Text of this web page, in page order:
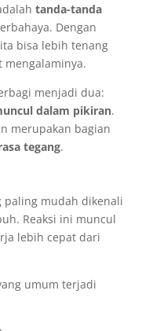
tanda-tanda
Dengan
bisa lebih tenang
mengalaminya.
menjadi dua:
dalam pikiran.
merupakan bagian
tegang.
paling mudah dikenali
Reaksi ini muncul
lebih cepat dari
umum terjadi